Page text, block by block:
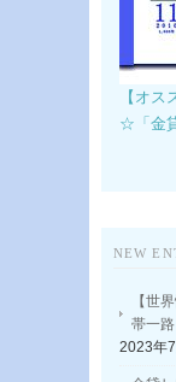
【オ
☆「金
NEW
【世
帯一路
2023年